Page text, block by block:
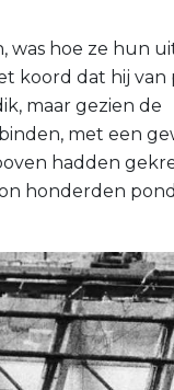
was hoe ze hun
koord dat hij van
maar gezien de
met een
hadden
honderden